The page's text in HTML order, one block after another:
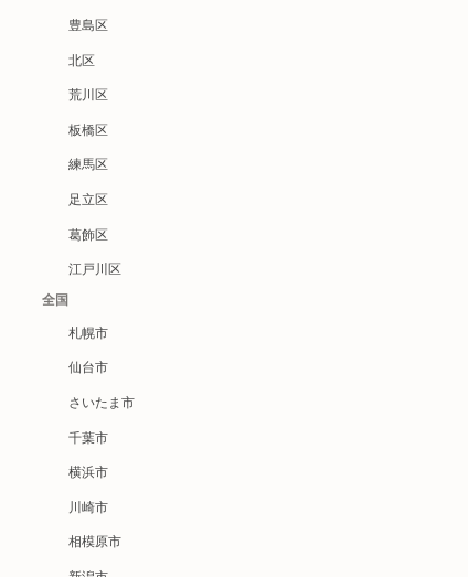
豊島区
北区
荒川区
板橋区
練馬区
足立区
葛飾区
江戸川区
全国
札幌市
仙台市
さいたま市
千葉市
横浜市
川崎市
相模原市